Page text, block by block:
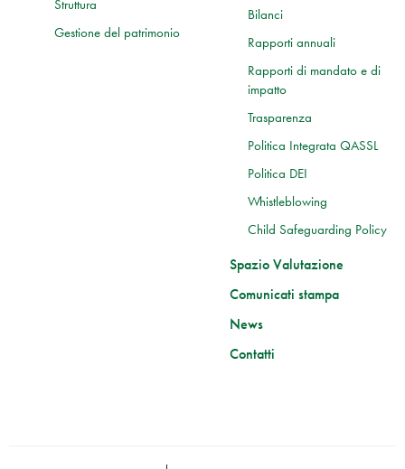
Struttura
Gestione del patrimonio
Bilanci
Rapporti annuali
Rapporti di mandato e di
impatto
Trasparenza
Politica Integrata QASSL
Politica DEI
Whistleblowing
Child Safeguarding Policy
Spazio Valutazione
Comunicati stampa
News
Contatti